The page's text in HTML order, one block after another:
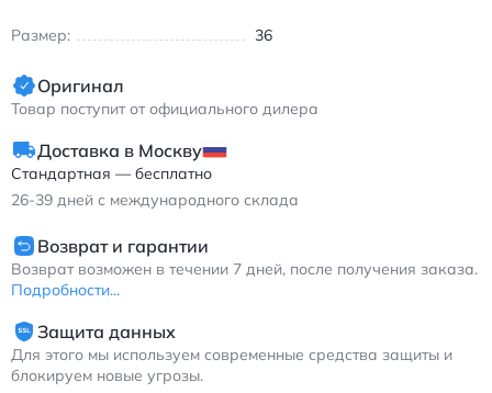
Размер: 36
Оригинал
Товар поступит от официального дилера
Доставка в Москву
Стандартная — бесплатно
26-39 дней с международного склада
Возврат и гарантии
Возврат возможен в течении 7 дней, после получения заказа.
Подробности...
Защита данных
Для этого мы используем современные средства защиты и
блокируем новые угрозы.